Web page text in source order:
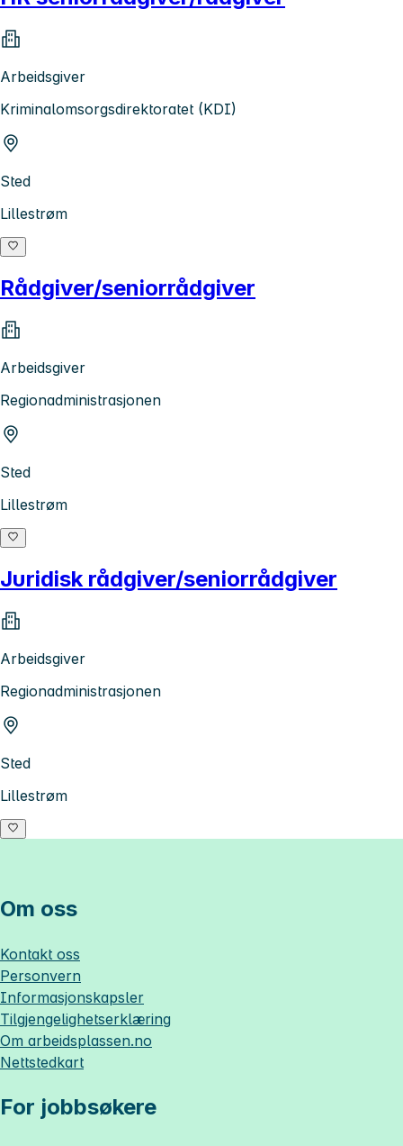
Arbeidsgiver
Kriminalomsorgsdirektoratet (KDI)
Sted
Lillestrøm
Rådgiver/seniorrådgiver
Arbeidsgiver
Regionadministrasjonen
Sted
Lillestrøm
Juridisk rådgiver/seniorrådgiver
Arbeidsgiver
Regionadministrasjonen
Sted
Lillestrøm
Om oss
Kontakt oss
Personvern
Informasjonskapsler
Tilgjengelighetserklæring
Om arbeidsplassen.no
Nettstedkart
For jobbsøkere